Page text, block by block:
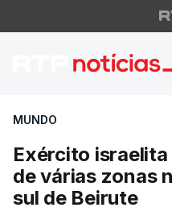
Exército
MUNDO
Exército
de várias zonas
sul de Beirute